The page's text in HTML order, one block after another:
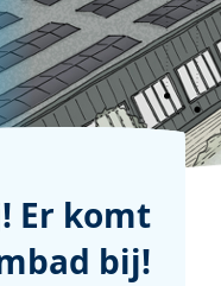
Er komt
bij!